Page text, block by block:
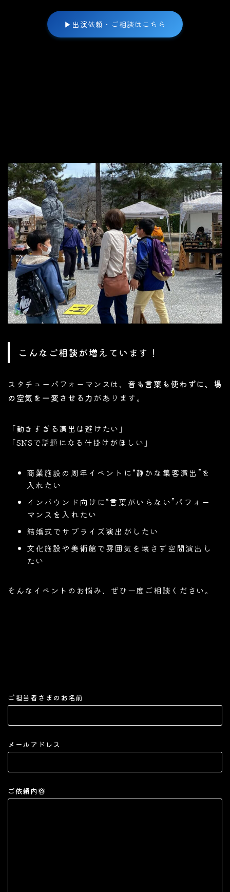
▶ 出演依頼・ご相談はこちら
こんなご相談が増えています！
スタチューパフォーマンスは、 音も言葉も使わずに、場
の空気を一変させる力 があります。
「動きすぎる演出は避けたい」
「SNSで話題になる仕掛けがほしい」
商業施設の周年イベントに“静かな集客演出”を
入れたい
インバウンド向けに“言葉がいらない”パフォー
マンスを入れたい
結婚式でサプライズ演出がしたい
文化施設や美術館で雰囲気を壊さず空間演出し
たい
そんなイベントのお悩み、ぜひ一度ご相談ください。
ご担当者さまのお名前
メールアドレス
ご依頼内容